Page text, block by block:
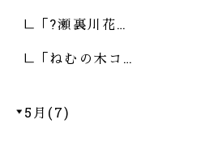
「?瀬裏川花…
「ねむの木コ…
5月(7)